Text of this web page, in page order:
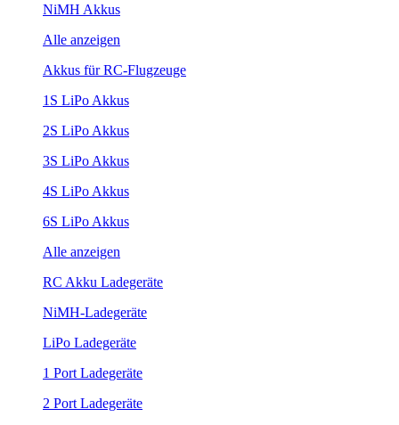
NiMH Akkus
Alle anzeigen
Akkus für RC-Flugzeuge
1S LiPo Akkus
2S LiPo Akkus
3S LiPo Akkus
4S LiPo Akkus
6S LiPo Akkus
Alle anzeigen
RC Akku Ladegeräte
NiMH-Ladegeräte
LiPo Ladegeräte
1 Port Ladegeräte
2 Port Ladegeräte